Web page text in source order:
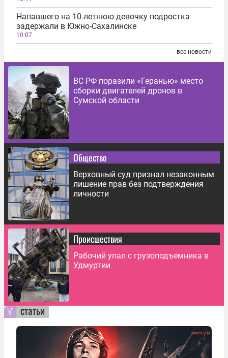
Напавшего на 10-летнюю девочку подростка
задержали в Южно-Сахалинске
10:07
все новости
ВС РФ поразили «Геранью» место
сборки двигателей дронов в
Сумской области
Общество
Верховный суд признал незаконным
лишение прав без подтверждения
личности
Происшествия
Рабочий упал с грузоподъемника в
Удмуртии
статьи